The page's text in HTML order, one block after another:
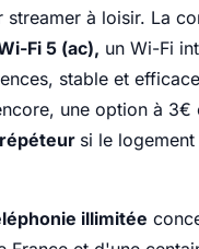
à loisir. La
Fi 5 (ac), un Wi-Fi
stable et
une option à 3€
si le
illimitée